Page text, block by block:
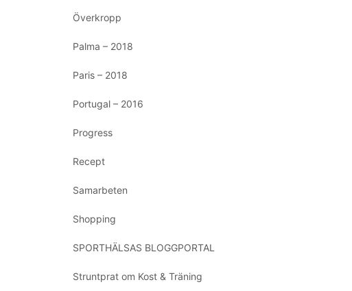
Överkropp
Palma – 2018
Paris – 2018
Portugal – 2016
Progress
Recept
Samarbeten
Shopping
SPORTHÄLSAS BLOGGPORTAL
Struntprat om Kost & Träning